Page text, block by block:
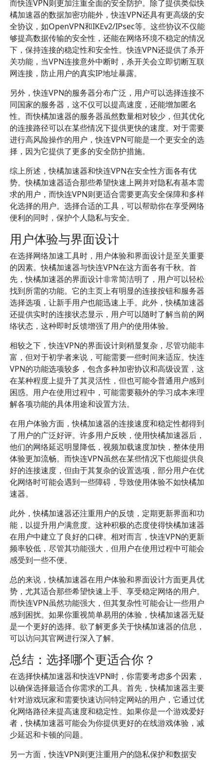
而快连VPN则更加注重全面的安全防护。除了提供类似快
橘加速器的数据加密功能外，快连VPN还具有更高级的安
全协议，如OpenVPN和IKEv2/IPsec等。这些协议不仅能
够提高数据传输的安全性，还能在网络环境不稳定的情况
下，保持连接的稳定性和安全性。快连VPN还提供了杀开
关功能，当VPN连接意外中断时，杀开关会立即切断互联
网连接，防止用户的真实IP地址暴露。
另外，快连VPN的服务器分布广泛，用户可以选择连接不
同国家的服务器，这不仅可以提高速度，还能增加匿名
性。而快橘加速器的服务器虽然数量相对较少，但其优化
的连接路径可以在某些情况下提供更快的速度。对于需要
进行高风险操作的用户，快连VPN可能是一个更安全的选
择，因为它提供了更多的安全防护措施。
综上所述，快橘加速器和快连VPN在安全性方面各有优
势。快橘加速器适合那些希望快速上网并对隐私有基本需
求的用户，而快连VPN则更适合需要更高安全保障和多样
化选择的用户。选择合适的工具，可以帮助你在享受网络
便利的同时，保护个人隐私与安全。
用户体验与界面设计
在选择网络加速工具时，用户体验和界面设计是至关重要
的因素。快橘加速器与快连VPN在这方面各有千秋。首
先，快橘加速器的界面设计非常简洁明了，用户可以轻松
找到所需的功能。它的主页上有明显的连接按钮和服务器
选择选项，让新手用户也能迅速上手。此外，快橘加速器
还提供实时的连接状态显示，用户可以随时了解当前的网
络状态，这种即时反馈增强了用户的使用体验。
相较之下，快连VPN的界面设计则稍显复杂，尽管功能丰
富，但对于初学者来说，可能需要一些时间来适应。快连
VPN的功能选项较多，包含多种加密协议和高级设置，这
在某种程度上提升了其灵活性，但也可能令普通用户感到
困惑。用户在使用过程中，可能需要额外的学习成本来理
解各项功能的具体用途和设置方法。
在用户体验方面，快橘加速器的连接速度和稳定性都得到
了用户的广泛好评。许多用户反映，使用快橘加速器后，
他们的网络延迟明显降低，视频加载速度加快，整体使用
体验更加流畅。而快连VPN虽然在某些情况下也能提供良
好的连接速度，但由于其复杂的设置选项，部分用户在优
化网络时可能会遇到一些障碍，导致使用体验不如快橘加
速器。
此外，快橘加速器还注重用户的反馈，定期更新界面和功
能，以提升用户满意度。这种积极的态度使得快橘加速器
在用户中建立了良好的口碑。相对而言，快连VPN的更新
频率较低，尽管其功能强大，但用户在使用过程中可能会
感受到一些不便。
总的来说，快橘加速器在用户体验和界面设计方面更具优
势，尤其适合那些希望快速上手、享受稳定网络的用户。
而快连VPN虽然功能强大，但其复杂性可能会让一些用户
感到困扰。如果你重视简单易用的体验，快橘加速器无疑
是一个更好的选择。欲了解更多关于快橘加速器的信息，
可以访问其官网进行深入了解。
总结：选择哪个更适合你？
在选择快橘加速器和快连VPN时，你需要考虑多个因素，
以确保选择最适合你需求的工具。首先，快橘加速器主要
针对游戏玩家和需要快速访问特定网站的用户，它通过优
化网络路径来提高速度和稳定性。如果你是一个游戏爱好
者，快橘加速器可能会为你提供更好的在线游戏体验，减
少延迟和卡顿的问题。
另一方面，快连VPN则更注重用户的隐私保护和数据安